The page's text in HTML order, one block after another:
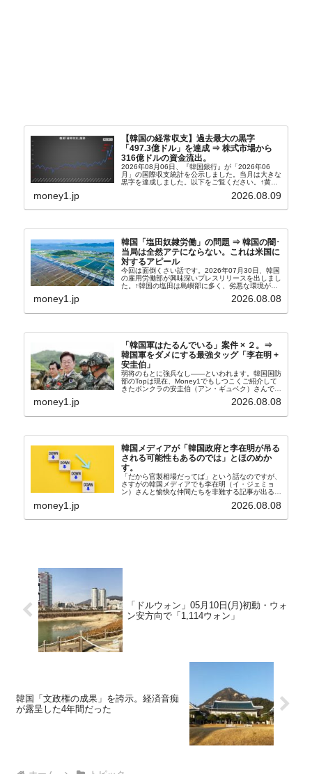
【韓国の経常収支】過去最大の黒字
「497.3億ドル」を達成 ⇒ 株式市場から
316億ドルの資金流出。
2026年08月06日、『韓国銀行』が「2026年06
月」の国際収支統計を公示しました。当月は大きな
黒字を達成しました。以下をご覧ください。↑黄色
の経常収支です。2026年06月貿易収支：4...
money1.jp 2026.08.09
韓国「塩田奴隷労働」の問題 ⇒ 韓国の闇･
当局は全然アテにならない。これは米国に
対するアピール
今回は面倒くさい話です。2026年07月30日、韓国
の雇用労働部が興味深いプレスリリースを出しまし
た。↑韓国の塩田は島嶼部に多く、劣悪な環境が一
たといわれます（後述）。これは、いわゆる「塩田
money1.jp 2026.08.08
「韓国軍はたるんでいる」案件 × ２。⇒
韓国軍をダメにする最強タッグ「李在明 +
安圭伯」
弱将のもとに強兵なし――といわれます。韓国国防
部のTopは現在、Money1でもしつこくご紹介して
きたボンクラの安圭伯（アン・ギュベク）さんで
さんと「韓国初の文官上がり」の国防部長官安圭伯
money1.jp 2026.08.08
韓国メディアが「韓国政府と李在明が吊る
される可能性もあるのでは」とほのめか
す。
「だから官製相場だってば」という話なのですが、
さすがの韓国メディアでも李在明（イ・ジェミョ
ン）さんと愉快な仲間たちを非難する記事が出るよ
『朝鮮日報』に面白い記事が出ています。「東西南
money1.jp 2026.08.08
「ドルウォン」05月10日(月)初動・ウォ
ン安方向で「1,114ウォン」
韓国「文政権の成果」を誇示。経済音痴
が露呈した4年間だった